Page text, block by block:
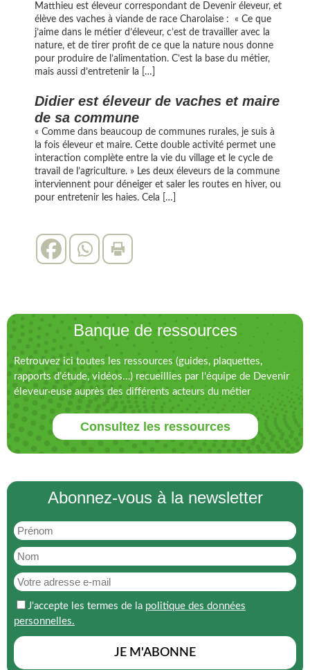
Matthieu est éleveur correspondant de Devenir éleveur, et
élève des vaches à viande de race Charolaise : « Ce que
j’aime dans le métier d’éleveur, c’est de travailler avec la
nature, et de tirer profit de ce que la nature nous donne
pour produire de l’alimentation. C’est la base du métier,
mais aussi d’entretenir la […]
Didier est éleveur de vaches et maire
de sa commune
« Comme dans beaucoup de communes rurales, je suis à
la fois éleveur et maire. Cette double activité permet une
interaction complète entre la vie du village et le cycle de
travail de l’agriculture. » Les deux éleveurs de la commune
interviennent pour déneiger et saler les routes en hiver, ou
pour entretenir les haies. Cela […]
Banque de ressources
Retrouvez ici toutes les ressources (guides, plaquettes,
rapports d’étude, vidéos…) recueillies par l'équipe de Devenir
éleveur·euse auprès des différents acteurs du métier
Consultez les ressources
Abonnez-vous à la newsletter
J'accepte les termes de la politique des données
personnelles.